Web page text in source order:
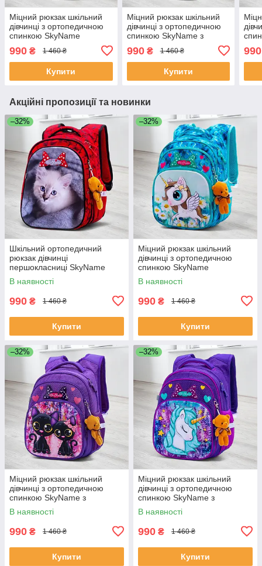
Міцний рюкзак шкільний
дівчинці з ортопедичною
спинкою SkyName
Водонепроникний
блакитний портфель для
школи 1-4 клас
990 ₴ 1 460 ₴
Купити
Міцний рюкзак шкільний
дівчинці з ортопедичною
спинкою SkyName з
Водонепроникний
портфель для школи 1-4
990₴ 1 460 ₴
Купити
990
Акційні пропозиції та новинки
–32%
Шкільний ортопедичний
рюкзак дівчинці
першокласниці SkyName
червоний з котиком/
Водонепроникний портфель
В наявності
990 ₴ 1 460 ₴
Купити
–32%
Міцний рюкзак шкільний
дівчинці з ортопедичною
спинкою SkyName
"Єдиноріг"/ Водонепроникний
блакитний портфель для
В наявності
990 ₴ 1 460 ₴
Купити
–32%
Міцний рюкзак шкільний
дівчинці з ортопедичною
спинкою SkyName з
котиками/ Водонепроникний
портфель для школи 1-4 клас
В наявності
990 ₴ 1 460 ₴
Купити
–32%
Міцний рюкзак шкільний
дівчинці з ортопедичною
спинкою SkyName з
конячкою/ Водонепроникний
портфель для школи 1-4 клас
В наявності
990 ₴ 1 460 ₴
Купити